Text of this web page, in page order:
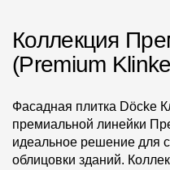
Коллекция
(Premium
Фасадная плитка Döcke
премиальной линейки
идеальное решение для
облицовки зданий.